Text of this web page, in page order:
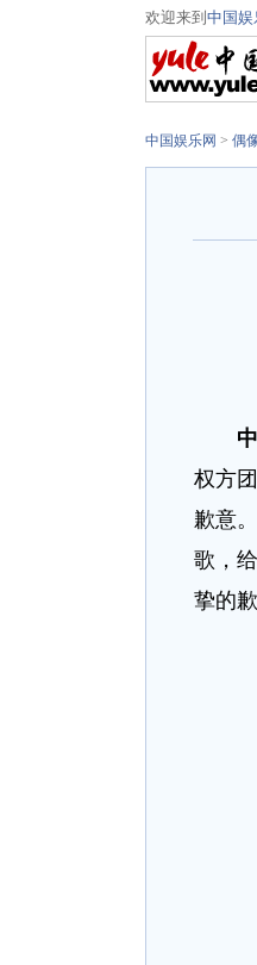
欢迎来到 中国娱
中国娱乐网 > 偶
权方
歉意
歌，
挚的